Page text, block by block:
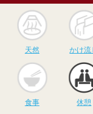
天然 かけ流
食事 休憩